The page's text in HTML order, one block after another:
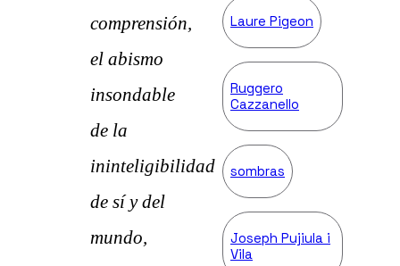
comprensión,
el abismo
insondable
de la
ininteligibilidad
de sí y del
mundo,
Laure Pigeon
Ruggero
Cazzanello
sombras
Joseph Pujiula i
Vila